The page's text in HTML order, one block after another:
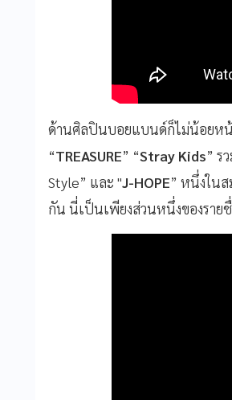
ด้านศิลปินบอยแบนด์ก็ไม่น้อยห
“TREASURE” “Stray Kids” ร
Style” และ "J-HOPE” หนึ่งใน
กัน นี่เป็นเพียงส่วนหนึ่งของราย